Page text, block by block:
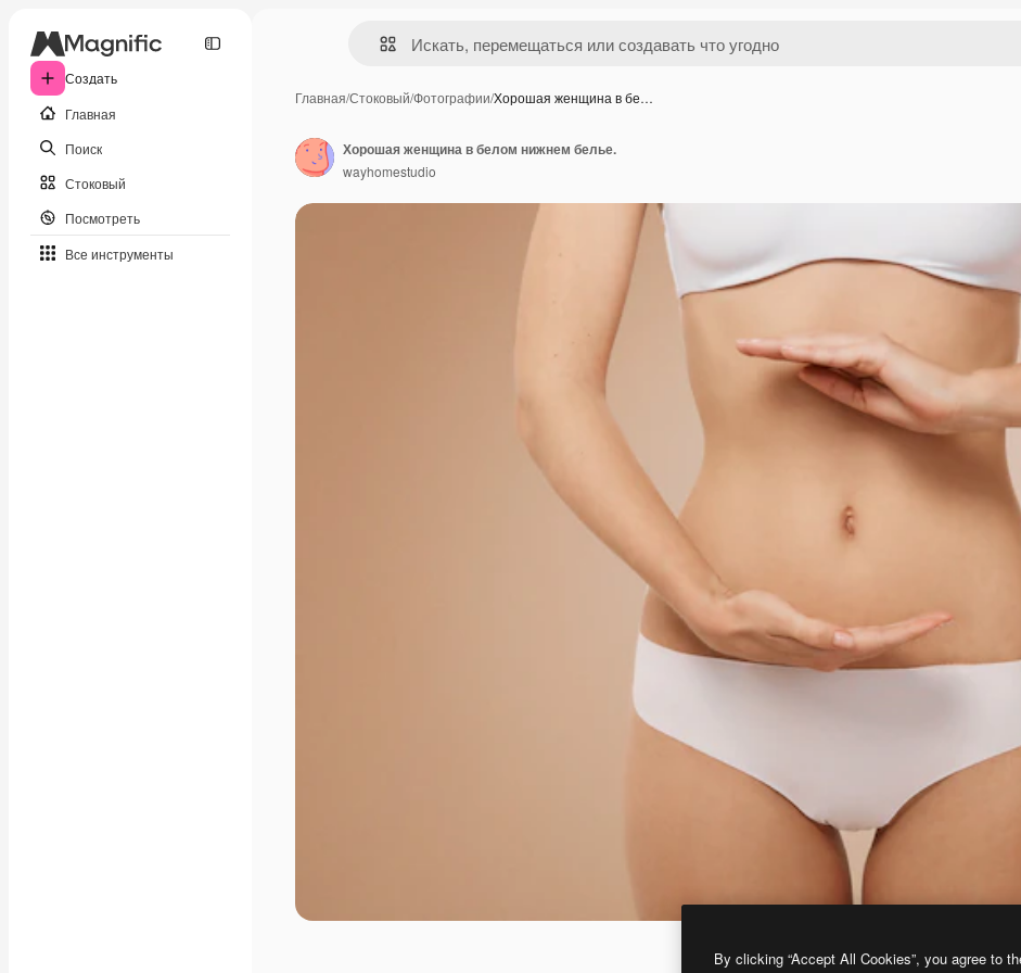
Создать
Главная
Поиск
Стоковый
Посмотреть
Все инструменты
Главная/Стоковый/Фотографии/Хорошая женщина в бе…
Хорошая женщина в белом нижнем белье.
wayhomestudio
By clicking “Accept All Cookies”, you agree to